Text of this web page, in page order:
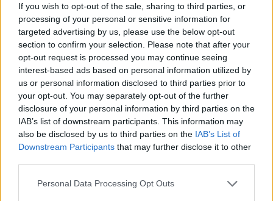
If you wish to opt-out of the sale, sharing to third parties, or
processing of your personal or sensitive information for
targeted advertising by us, please use the below opt-out
section to confirm your selection. Please note that after your
opt-out request is processed you may continue seeing
interest-based ads based on personal information utilized by
us or personal information disclosed to third parties prior to
your opt-out. You may separately opt-out of the further
disclosure of your personal information by third parties on the
IAB’s list of downstream participants. This information may
also be disclosed by us to third parties on the IAB’s List of
Downstream Participants that may further disclose it to other
Personal Data Processing Opt Outs
in DemiKids.
La Morrigan